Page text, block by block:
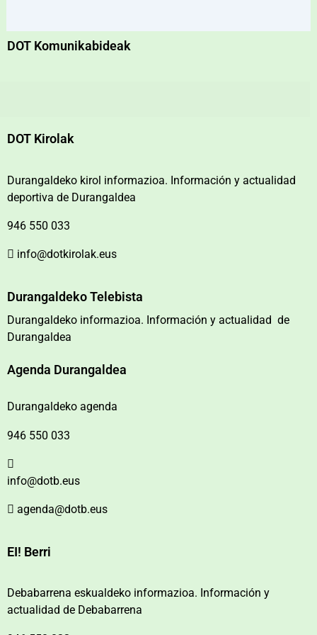
DOT Komunikabideak
DOT Kirolak
Durangaldeko kirol informazioa. Información y actualidad
deportiva de Durangaldea
946 550 033
info@dotkirolak.eus
Durangaldeko Telebista
Durangaldeko informazioa. Información y actualidad de
Durangaldea
Agenda Durangaldea
Durangaldeko agenda
946 550 033
info@dotb.eus
agenda@dotb.eus
EI! Berri
Debabarrena eskualdeko informazioa. Información y
actualidad de Debabarrena